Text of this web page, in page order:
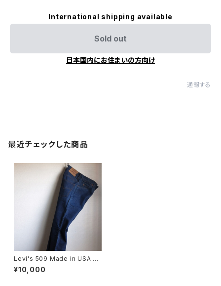
International shipping available
Sold out
日本国内にお住まいの方向け
通報する
最近チェックした商品
Levi's 509 Made in USA デ
ッドストック
¥10,000